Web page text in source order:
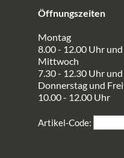
Öffnungszeiten
Montag
8.00 - 12.00 Uhr
Mittwoch
7.30 - 12.30 Uhr
Donnerstag und
10.00 - 12.00 Uhr
Artikel-Code: